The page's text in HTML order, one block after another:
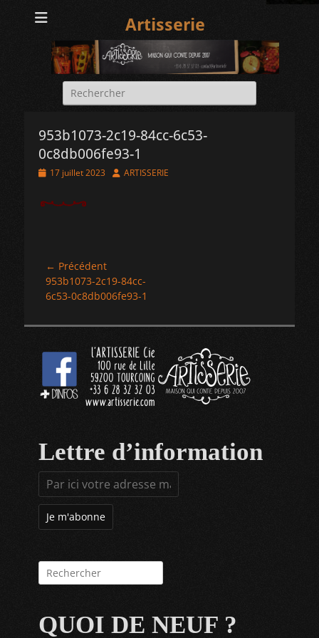
Artisserie
Rechercher :
953b1073-2c19-84cc-6c53-
0c8db006fe93-1
Posted17 juillet 2023 Author
ARTISSERIE
Navigation
de
l’article
← Précédent
Article
précédent :
953b1073-2c19-84cc-
6c53-0c8db006fe93-1
Lettre d’information
Rechercher :
QUOI DE NEUF ?